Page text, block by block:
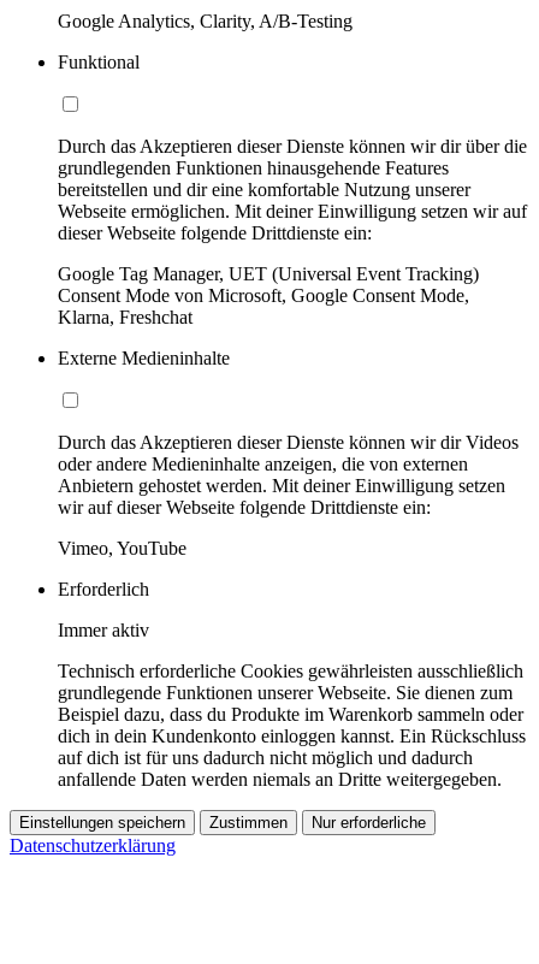
Google Analytics, Clarity, A/B-Testing
Funktional
Durch das Akzeptieren dieser Dienste können wir dir über die
grundlegenden Funktionen hinausgehende Features
bereitstellen und dir eine komfortable Nutzung unserer
Webseite ermöglichen. Mit deiner Einwilligung setzen wir auf
dieser Webseite folgende Drittdienste ein:
Google Tag Manager, UET (Universal Event Tracking)
Consent Mode von Microsoft, Google Consent Mode,
Klarna, Freshchat
Externe Medieninhalte
Durch das Akzeptieren dieser Dienste können wir dir Videos
oder andere Medieninhalte anzeigen, die von externen
Anbietern gehostet werden. Mit deiner Einwilligung setzen
wir auf dieser Webseite folgende Drittdienste ein:
Vimeo, YouTube
Erforderlich
Immer aktiv
Technisch erforderliche Cookies gewährleisten ausschließlich
grundlegende Funktionen unserer Webseite. Sie dienen zum
Beispiel dazu, dass du Produkte im Warenkorb sammeln oder
dich in dein Kundenkonto einloggen kannst. Ein Rückschluss
auf dich ist für uns dadurch nicht möglich und dadurch
anfallende Daten werden niemals an Dritte weitergegeben.
Einstellungen speichern Zustimmen Nur erforderliche
Datenschutzerklärung